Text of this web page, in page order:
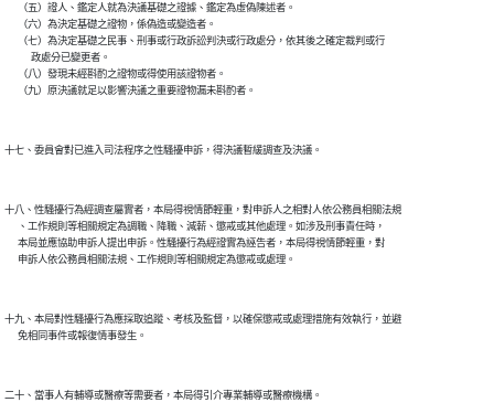
      （五）證人、鑑定人就為決議基礎之證據、鑑定為虛偽陳述者。
      （六）為決定基礎之證物，係偽造或變造者。
      （七）為決定基礎之民事、刑事或行政訴訟判決或行政處分，依其後之確定裁判或行
            政處分已變更者。
      （八）發現未經斟酌之證物或得使用該證物者。
十八、性騷擾行為經調查屬實者，本局得視情節輕重，對申訴人之相對人依公務員相關法規
      、工作規則等相關規定為調職、降職、減薪、懲戒或其他處理。如涉及刑事責任時，
      本局並應協助申訴人提出申訴。性騷擾行為經證實為誣告者，本局得視情節輕重，對
十九、本局對性騷擾行為應採取追蹤、考核及監督，以確保懲戒或處理措施有效執行，並避